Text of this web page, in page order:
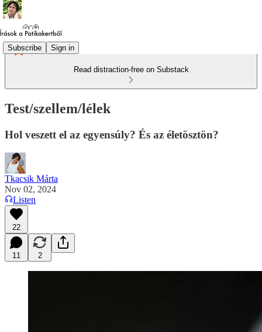
Subscribe Sign in
Read distraction-free on Substack
Test/szellem/lélek
Hol veszett el az egyensúly? És az életösztön?
Tkacsik Márta
Nov 02, 2024
Listen
22
11 2